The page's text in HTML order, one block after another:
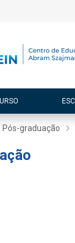
Pós-graduação